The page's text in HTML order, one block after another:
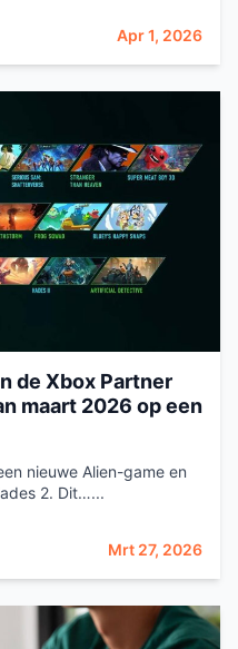
Apr 1, 2026
de Xbox Partner
maart 2026 op een
nieuwe Alien-game en
2. Dit…...
Mrt 27, 2026